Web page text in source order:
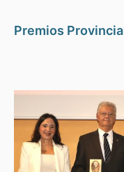
Premios